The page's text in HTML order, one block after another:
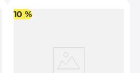
10 %